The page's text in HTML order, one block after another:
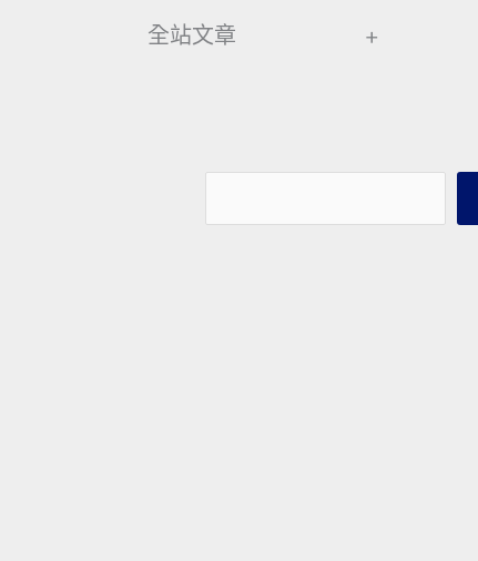
全站文章 +